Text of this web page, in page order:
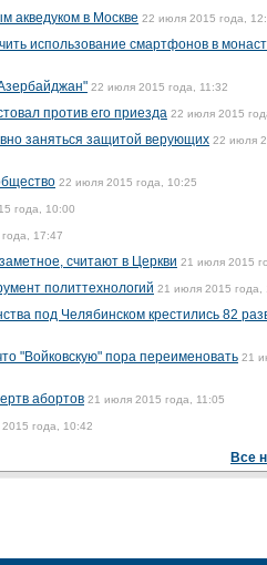
акведуком в Москве 22 июля 2015 года,
использование смартфонов в
22 июля 2015 года, 11:32
против его приезда 22 июля 2015
заняться защитой верующих 22 июля
22 июля 2015 года, 10:25
года, 10:00
17:47
считают в Церкви 21 июля 2015
политтехнологий 21 июля 2015 года,
под Челябинском крестились 82
"Войковскую" пора переименовать 21
абортов 21 июля 2015 года, 11:05
года, 10:42
Все